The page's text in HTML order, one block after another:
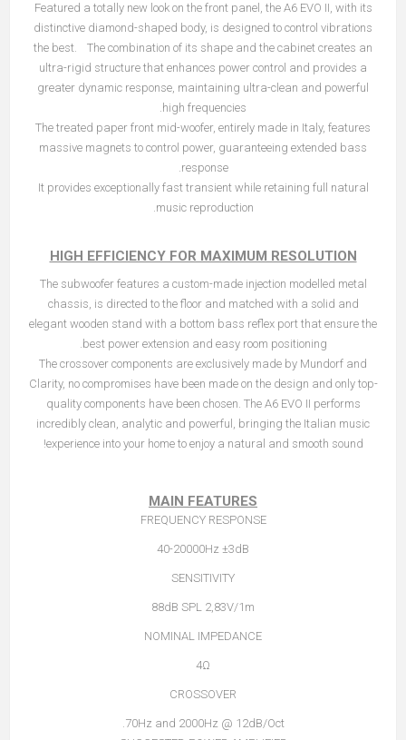
Featured a totally new look on the front panel, the A6 EVO II, with its
distinctive diamond-shaped body, is designed to control vibrations
the best. The combination of its shape and the cabinet creates an
ultra-rigid structure that enhances power control and provides a
greater dynamic response, maintaining ultra-clean and powerful
high frequencies.
The treated paper front mid-woofer, entirely made in Italy, features
massive magnets to control power, guaranteeing extended bass
response.
It provides exceptionally fast transient while retaining full natural
music reproduction.
HIGH EFFICIENCY FOR MAXIMUM RESOLUTION
The subwoofer features a custom-made injection modelled metal
chassis, is directed to the floor and matched with a solid and
elegant wooden stand with a bottom bass reflex port that ensure the
best power extension and easy room positioning.
The crossover components are exclusively made by Mundorf and
Clarity, no compromises have been made on the design and only top-
quality components have been chosen. The A6 EVO II performs
incredibly clean, analytic and powerful, bringing the Italian music
experience into your home to enjoy a natural and smooth sound!
MAIN FEATURES
FREQUENCY RESPONSE
40-20000Hz ±3dB
SENSITIVITY
88dB SPL 2,83V/1m
NOMINAL IMPEDANCE
4Ω
CROSSOVER
70Hz and 2000Hz @ 12dB/Oct.